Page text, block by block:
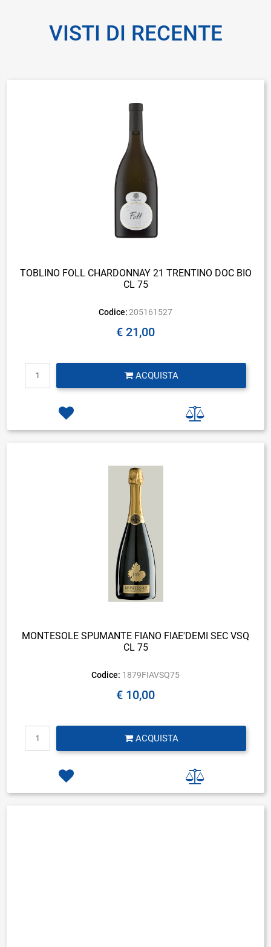
VISTI DI RECENTE
TOBLINO FOLL CHARDONNAY 21 TRENTINO DOC BIO
CL 75
Codice: 205161527
€ 21,00
ACQUISTA
MONTESOLE SPUMANTE FIANO FIAE'DEMI SEC VSQ
CL 75
Codice: 1879FIAVSQ75
€ 10,00
ACQUISTA